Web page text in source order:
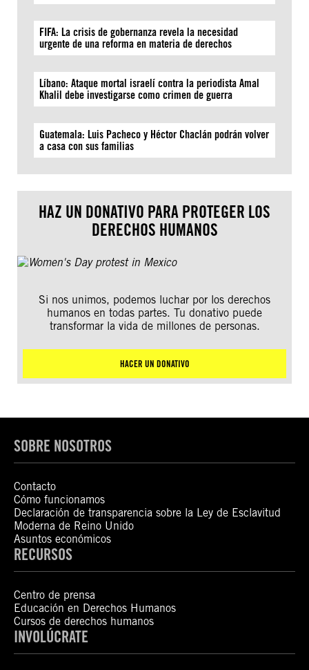
FIFA: La crisis de gobernanza revela la necesidad
urgente de una reforma en materia de derechos
Líbano: Ataque mortal israelí contra la periodista Amal
Khalil debe investigarse como crimen de guerra
Guatemala: Luis Pacheco y Héctor Chaclán podrán volver
a casa con sus familias
HAZ UN DONATIVO PARA PROTEGER LOS
DERECHOS HUMANOS
Si nos unimos, podemos luchar por los derechos
humanos en todas partes. Tu donativo puede
transformar la vida de millones de personas.
HACER UN DONATIVO
SOBRE NOSOTROS
Contacto
Cómo funcionamos
Declaración de transparencia sobre la Ley de Esclavitud
Moderna de Reino Unido
Asuntos económicos
RECURSOS
Centro de prensa
Educación en Derechos Humanos
Cursos de derechos humanos
INVOLÚCRATE